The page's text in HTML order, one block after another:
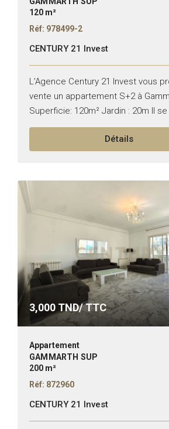
120 m²
Réf: 978499-2
CENTURY 21 Invest
L’Agence Century 21 Invest vous
vente un appartement S+2 à
Superficie: 120m² Jardin : 20m Il
– Salon avec coin salle à manger...
Détails
3,000 TND/ TTC
Appartement
GAMMARTH SUP
200 m²
Réf: 872960
CENTURY 21 Invest